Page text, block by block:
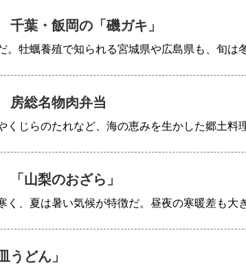
葉・飯岡の「磯ガキ」
。牡蠣養殖で知られる宮城県や広島県も、旬は
房総名物肉弁当
くじらのたれなど、海の恵みを生かした郷土料
山梨のおざら」
く、夏は暑い気候が特徴だ。昼夜の寒暖差も大
うどん」